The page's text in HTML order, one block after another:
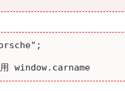
window.carname